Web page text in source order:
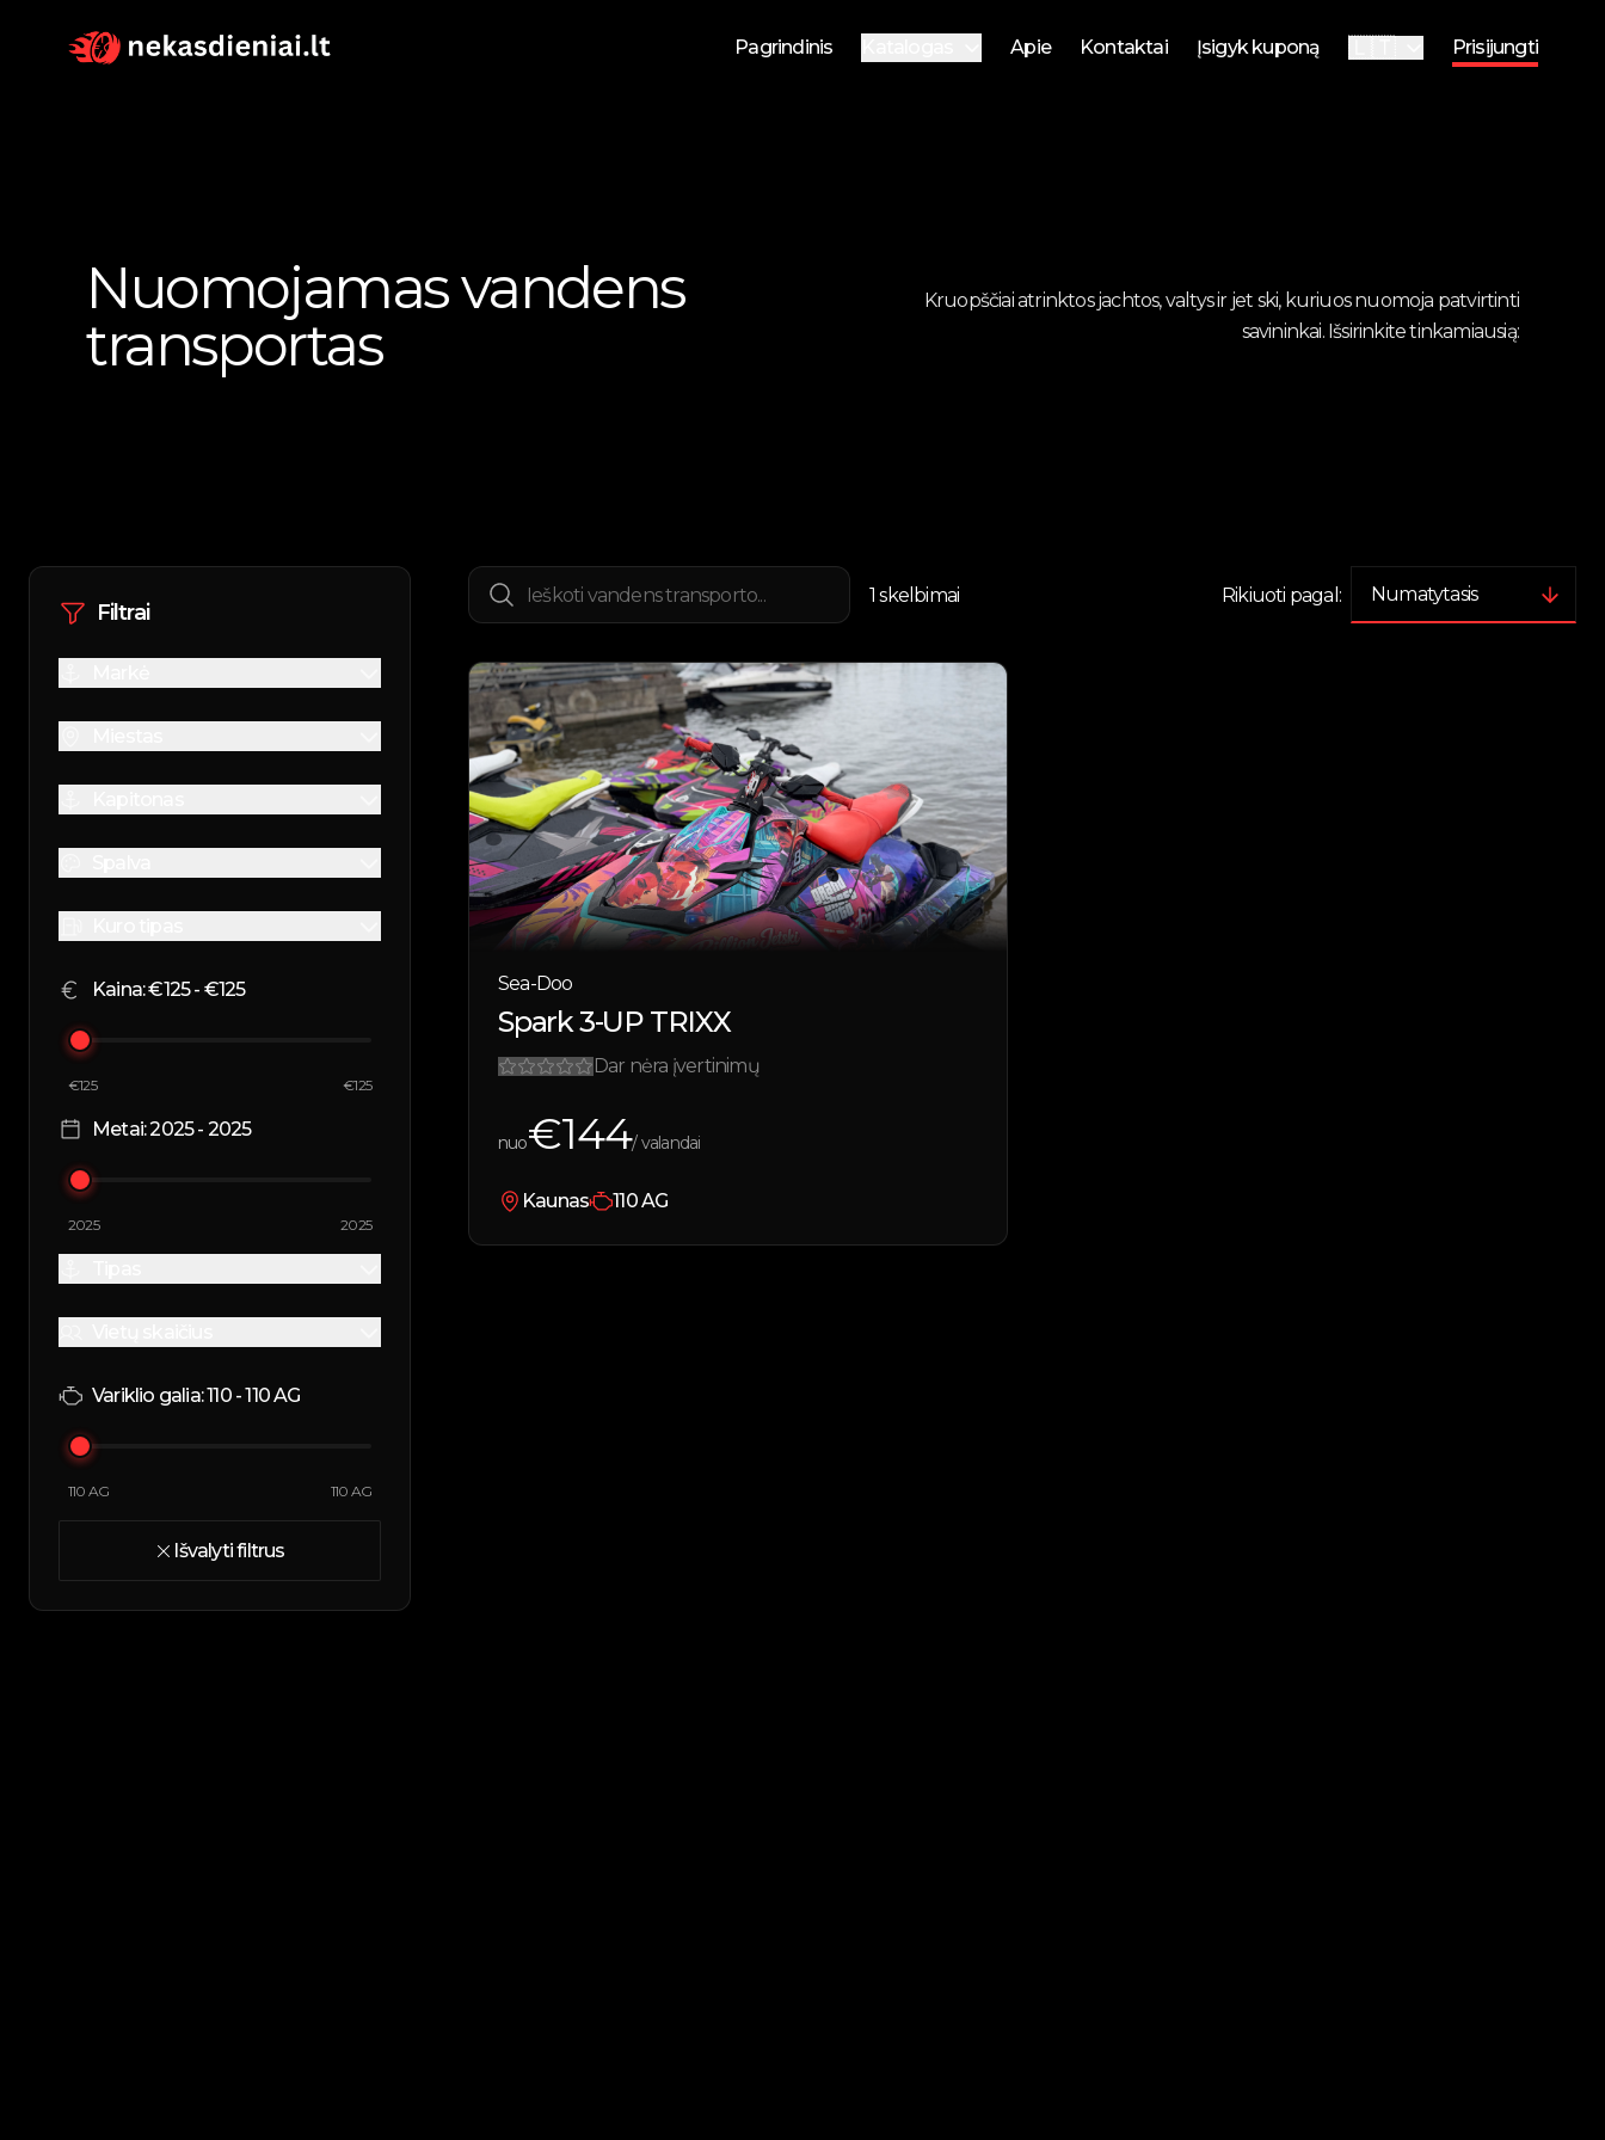
Pagrindinis Apie Kontaktai Įsigyk kuponą Prisijungti
Nuomojamas vandens
transportas
Kruopščiai atrinktos jachtos, valtys ir jet ski, kuriuos nuomoja patvirtinti
savininkai. Išsirinkite tinkamiausią:
Filtrai
Kaina: €125- €125
€125 €125
Metai:2025- 2025
2025 2025
Variklio galia:110-110AG
110 AG 110 AG
Išvalyti filtrus
1 skelbimai Rikiuoti pagal:
Sea-Doo
Spark 3-UP TRIXX
Dar nėra įvertinimų
nuo€144/ valandai
Kaunas 110AG